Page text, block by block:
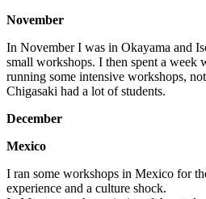
November
In November I was in Okayama and
small workshops. I then spent a week
running some intensive workshops,
Chigasaki had a lot of students.
December
Mexico
I ran some workshops in Mexico for
experience and a culture shock.